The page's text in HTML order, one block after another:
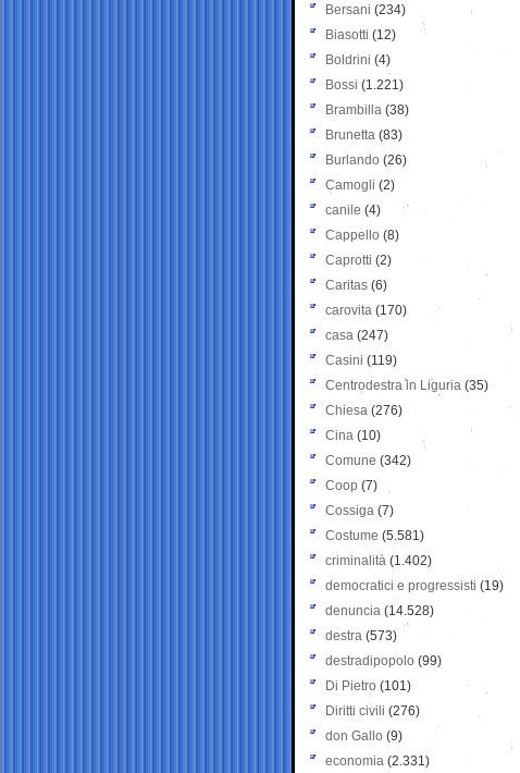
Bersani (234)
Biasotti (12)
Boldrini (4)
Bossi (1.221)
Brambilla (38)
Brunetta (83)
Burlando (26)
Camogli (2)
canile (4)
Cappello (8)
Caprotti (2)
Caritas (6)
carovita (170)
casa (247)
Casini (119)
Centrodestra in Liguria (35)
Chiesa (276)
Cina (10)
Comune (342)
Coop (7)
Cossiga (7)
Costume (5.581)
criminalità (1.402)
democratici e progressisti (19)
denuncia (14.528)
destra (573)
destradipopolo (99)
Di Pietro (101)
Diritti civili (276)
don Gallo (9)
economia (2.331)